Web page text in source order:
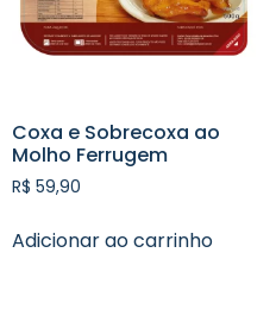
Coxa e Sobrecoxa ao
Molho Ferrugem
R$ 59,90
Adicionar ao carrinho